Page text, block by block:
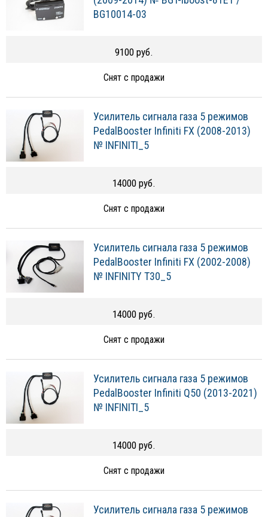
BG10014-03
9100 руб.
Снят с продажи
Усилитель сигнала газа 5 режимов
PedalBooster Infiniti FX (2008-2013)
№ INFINITI_5
14000 руб.
Снят с продажи
Усилитель сигнала газа 5 режимов
PedalBooster Infiniti FX (2002-2008)
№ INFINITY T30_5
14000 руб.
Снят с продажи
Усилитель сигнала газа 5 режимов
PedalBooster Infiniti Q50 (2013-2021)
№ INFINITI_5
14000 руб.
Снят с продажи
Усилитель сигнала газа 5 режимов